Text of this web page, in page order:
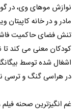
نوازش موهای وی، در
مادر و در خانه
تنش فضای حاکمیت
کودکان معنی می کند
اشغال شده توسط
در هراسی گنگ و ترسی
غم انگیزترین صحنه